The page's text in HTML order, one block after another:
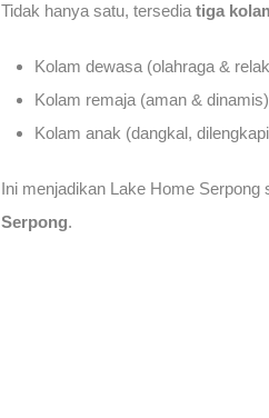
Tidak hanya satu, tersedia tiga
Kolam dewasa (olahraga &
Kolam remaja (aman & dinamis)
Kolam anak (dangkal,
Ini menjadikan Lake Home Serpong
Serpong.